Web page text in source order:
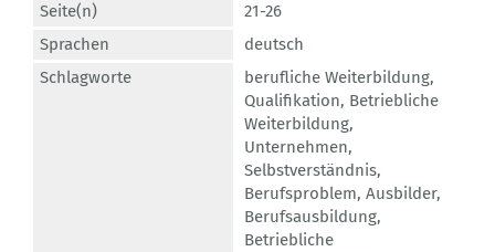
Seite(n)
21-26
Sprachen
deutsch
Schlagworte
berufliche Weiterbildung,
Qualifikation, Betriebliche
Weiterbildung,
Unternehmen,
Selbstverständnis,
Berufsproblem, Ausbilder,
Berufsausbildung,
Betriebliche